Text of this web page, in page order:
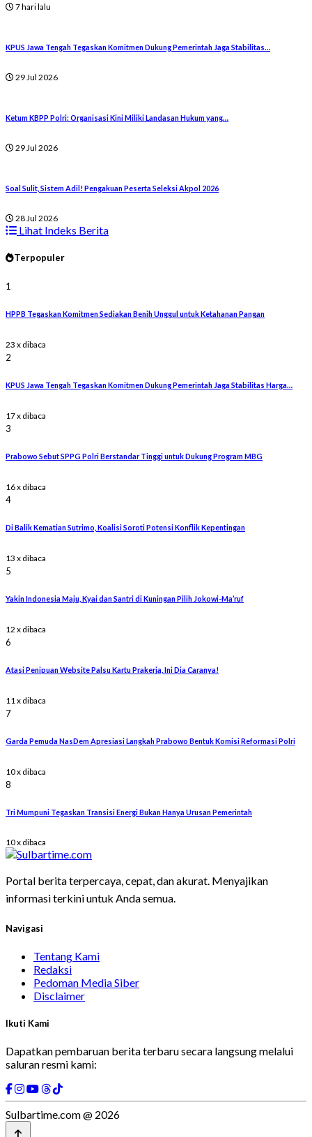
7 hari lalu
KPUS Jawa Tengah Tegaskan Komitmen Dukung Pemerintah Jaga Stabilitas…
29 Jul 2026
Ketum KBPP Polri: Organisasi Kini Miliki Landasan Hukum yang…
29 Jul 2026
Soal Sulit, Sistem Adil! Pengakuan Peserta Seleksi Akpol 2026
28 Jul 2026
Lihat Indeks Berita
Terpopuler
1
HPPB Tegaskan Komitmen Sediakan Benih Unggul untuk Ketahanan Pangan
23 x dibaca
2
KPUS Jawa Tengah Tegaskan Komitmen Dukung Pemerintah Jaga Stabilitas Harga…
17 x dibaca
3
Prabowo Sebut SPPG Polri Berstandar Tinggi untuk Dukung Program MBG
16 x dibaca
4
Di Balik Kematian Sutrimo, Koalisi Soroti Potensi Konflik Kepentingan
13 x dibaca
5
Yakin Indonesia Maju, Kyai dan Santri di Kuningan Pilih Jokowi-Ma’ruf
12 x dibaca
6
Atasi Penipuan Website Palsu Kartu Prakerja, Ini Dia Caranya!
11 x dibaca
7
Garda Pemuda NasDem Apresiasi Langkah Prabowo Bentuk Komisi Reformasi Polri
10 x dibaca
8
Tri Mumpuni Tegaskan Transisi Energi Bukan Hanya Urusan Pemerintah
10 x dibaca
Portal berita terpercaya, cepat, dan akurat. Menyajikan
informasi terkini untuk Anda semua.
Navigasi
Tentang Kami
Redaksi
Pedoman Media Siber
Disclaimer
Ikuti Kami
Dapatkan pembaruan berita terbaru secara langsung melalui
saluran resmi kami:
Sulbartime.com @ 2026